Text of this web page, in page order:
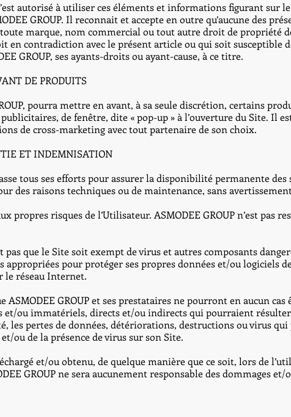
autorisé à utiliser ces éléments et informations figurant sur
GROUP. Il reconnait et accepte en outre qu’aucune des
marque, nom commercial ou tout autre droit de propriété
en contradiction avec le présent article ou qui soit susceptible
GROUP, ses ayants-droits ou ayant-cause, à ce titre.
DE PRODUITS
pourra mettre en avant, à sa seule discrétion, certains
de fenêtre, dite « pop-up » à l’ouverture du Site. Il
de cross-marketing avec tout partenaire de son choix.
ET INDEMNISATION
tous ses efforts pour assurer la disponibilité permanente des
des raisons techniques ou de maintenance, sans
propres risques de l’Utilisateur. ASMODEE GROUP n’est pas
pas que le Site soit exempt de virus et autres composants
appropriées pour protéger ses propres données et/ou logiciels
le réseau Internet.
ASMODEE GROUP et ses prestataires ne pourront en aucun
ou immatériels, directs et/ou indirects qui pourraient résulter
les pertes de données, détériorations, destructions ou virus
ou de la présence de virus sur son Site.
et/ou obtenu, de quelque manière que ce soit, lors de
GROUP ne sera aucunement responsable des dommages